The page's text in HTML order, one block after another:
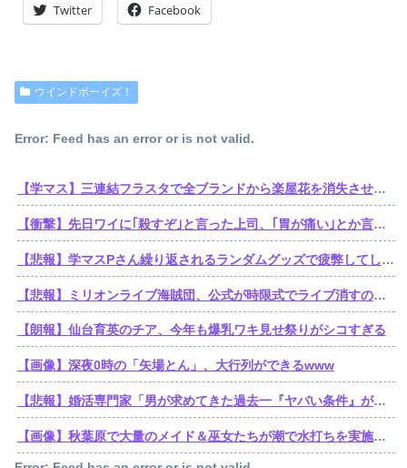
Twitter Facebook
ウインドボーイズ！
Error: Feed has an error or is not valid.
【学マス】三連結フラスタで全ブランドから楽屋花を消失させた訴訟おじさん遂に口を開くも他人事
【衝撃】先日ワイに｢殺すぞ｣と言った上司、｢胃が痛い｣とか言い出すｗｗｗｗｗ
【悲報】学マスPさん繰り返されるランダムグッズで疲弊してしまう
【悲報】ミリオンライブ海賊団、公式が時限式でライブ消すのでbilibili動画にアーカイブを残す。富・名声・力。他ブランドの金でこの世のすべてを手に入れた海賊王ミリオン・ライブ
【朗報】仙台育英のチア、今年も爆乳ワキ見せ祭りがシコすぎる
【画像】深夜0時の「矢場とん」、大行列ができるwww
【悲報】婚活専門家「男が求めてきた過去一『ヤバい条件』がこれｗ」
【画像】秋葉原で大量のメイド＆巫女たちが潮で水打ちを実施www